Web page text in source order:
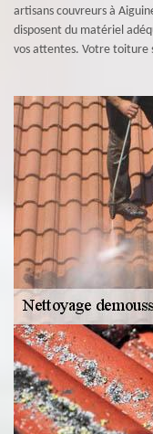
artisans couvreurs à
disposent du matériel
vos attentes. Votre toiture